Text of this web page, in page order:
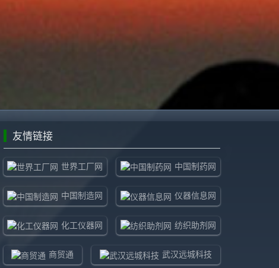
友情链接
世界工厂网 中国制药网
中国制造网 仪器信息网
化工仪器网 纺织助剂网
商贸通 武汉远城科技